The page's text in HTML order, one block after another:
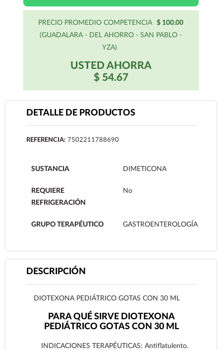
PRECIO PROMEDIO COMPETENCIA
$ 100.00
(GUADALARA - DEL AHORRO - SAN PABLO -
YZA)
USTED AHORRA
$ 54.67
DETALLE DE PRODUCTOS
REFERENCIA: 7502211788690
SUSTANCIA DIMETICONA
REQUIERE
REFRIGERACIÓN
No
GRUPO TERAPÉUTICO GASTROENTEROLOGÍA
DESCRIPCIÓN
DIOTEXONA PEDIÁTRICO GOTAS CON 30 ML
PARA QUÉ SIRVE DIOTEXONA
PEDIÁTRICO GOTAS CON 30 ML
INDICACIONES TERAPÉUTICAS: Antiflatulento.